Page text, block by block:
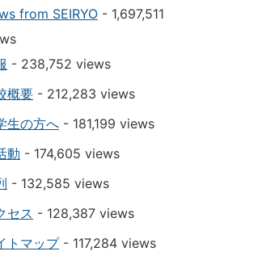
from SEIRYO - 1,697,511
- 238,752 views
概要 - 212,283 views
生の方へ - 181,199 views
動 - 174,605 views
- 132,585 views
セス - 128,387 views
トマップ- 117,284 views